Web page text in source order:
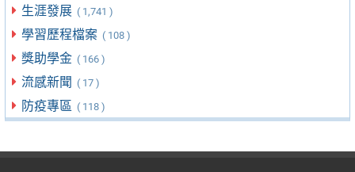
生涯發展 ( 1,741 )
學習歷程檔案 ( 108 )
獎助學金 ( 166 )
流感新聞 ( 17 )
防疫專區 ( 118 )